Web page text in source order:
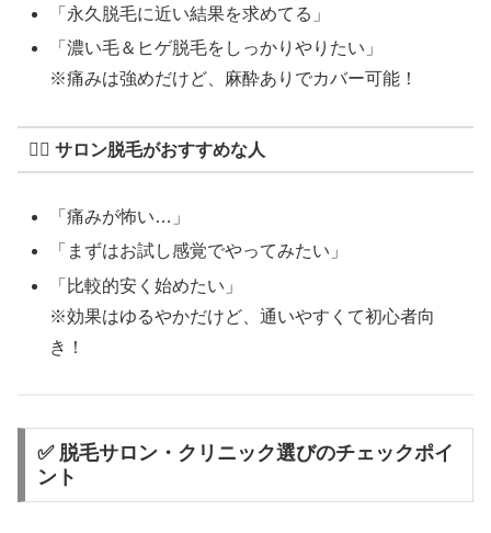
「永久脱毛に近い結果を求めてる」
「濃い毛＆ヒゲ脱毛をしっかりやりたい」
※痛みは強めだけど、麻酔ありでカバー可能！
💆‍♂️ サロン脱毛がおすすめな人
「痛みが怖い…」
「まずはお試し感覚でやってみたい」
「比較的安く始めたい」
※効果はゆるやかだけど、通いやすくて初心者向
き！
✅ 脱毛サロン・クリニック選びのチェックポイ
ント